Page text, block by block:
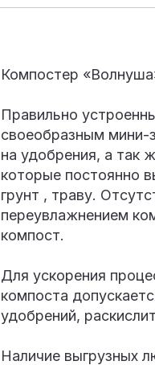
Компостер
Правильно
своеобразным мини-
на удобрения, а так
которые постоянно
грунт , траву.
переувлажнением
компост.
Для ускорения
компоста
удобрений,
Наличие выгрузных